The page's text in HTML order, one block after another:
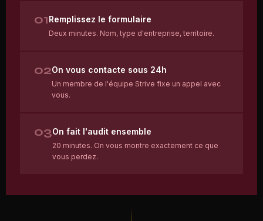
01Remplissez le formulaire
Deux minutes. Nom, type d'entreprise, territoire.
02On vous contacte sous 24h
Un membre de l'équipe Strive fixe un appel avec
vous.
03On fait l'audit ensemble
20 minutes. On vous montre exactement ce que
vous perdez.